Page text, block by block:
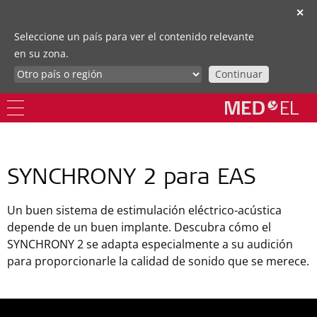
✕
Seleccione un país para ver el contenido relevante
en su zona.
Continuar
SYNCHRONY 2 para EAS
Un buen sistema de estimulación eléctrico-acústica
depende de un buen implante. Descubra cómo el
SYNCHRONY 2 se adapta especialmente a su audición
para proporcionarle la calidad de sonido que se merece.